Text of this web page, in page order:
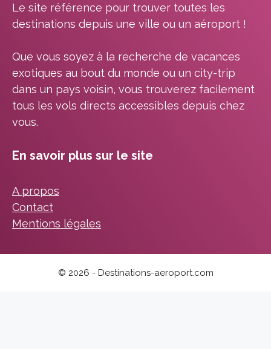
Le site référence pour trouver toutes les
destinations depuis une ville ou un aéroport !
Que vous soyez à la recherche de vacances
exotiques au bout du monde ou un city-trip
dans un pays voisin, vous trouverez facilement
tous les vols directs accessibles depuis chez
vous.
En savoir plus sur le site
A propos
Contact
Mentions légales
© 2026 - Destinations-aeroport.com